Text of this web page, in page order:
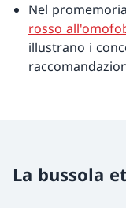
Nel
rosso
illustrano i
La bussola